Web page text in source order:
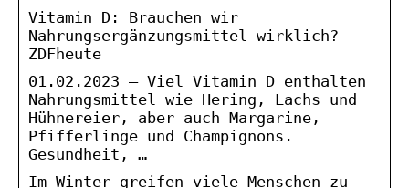
Vitamin D: Brauchen wir
Nahrungsergänzungsmittel wirklich? –
ZDFheute
01.02.2023 — Viel Vitamin D enthalten
Nahrungsmittel wie Hering, Lachs und
Hühnereier, aber auch Margarine,
Pfifferlinge und Champignons.
Gesundheit, …
Im Winter greifen viele Menschen zu